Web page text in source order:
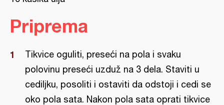
Priprema
Tikvice oguliti, preseći na pola i svaku
polovinu preseći uzduž na 3 dela. Staviti u
cediljku, posoliti i ostaviti da odstoji i cedi se
oko pola sata. Nakon pola sata oprati tikvice